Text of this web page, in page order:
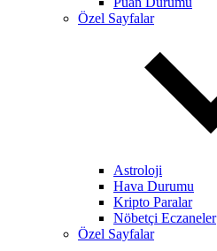
Özel Sayfalar
Astroloji
Hava Durumu
Kripto Paralar
Nöbetçi Eczaneler
Özel Sayfalar